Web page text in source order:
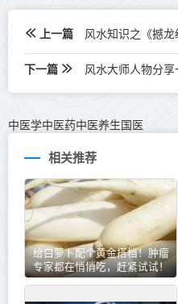
上一篇 风水知识之《撼龙
下一篇 风水大师人物分
中医学中医药中医养生国医
相关推荐
给白萝卜配个黄金搭档！肿瘤
专家都在悄悄吃，赶紧试试！